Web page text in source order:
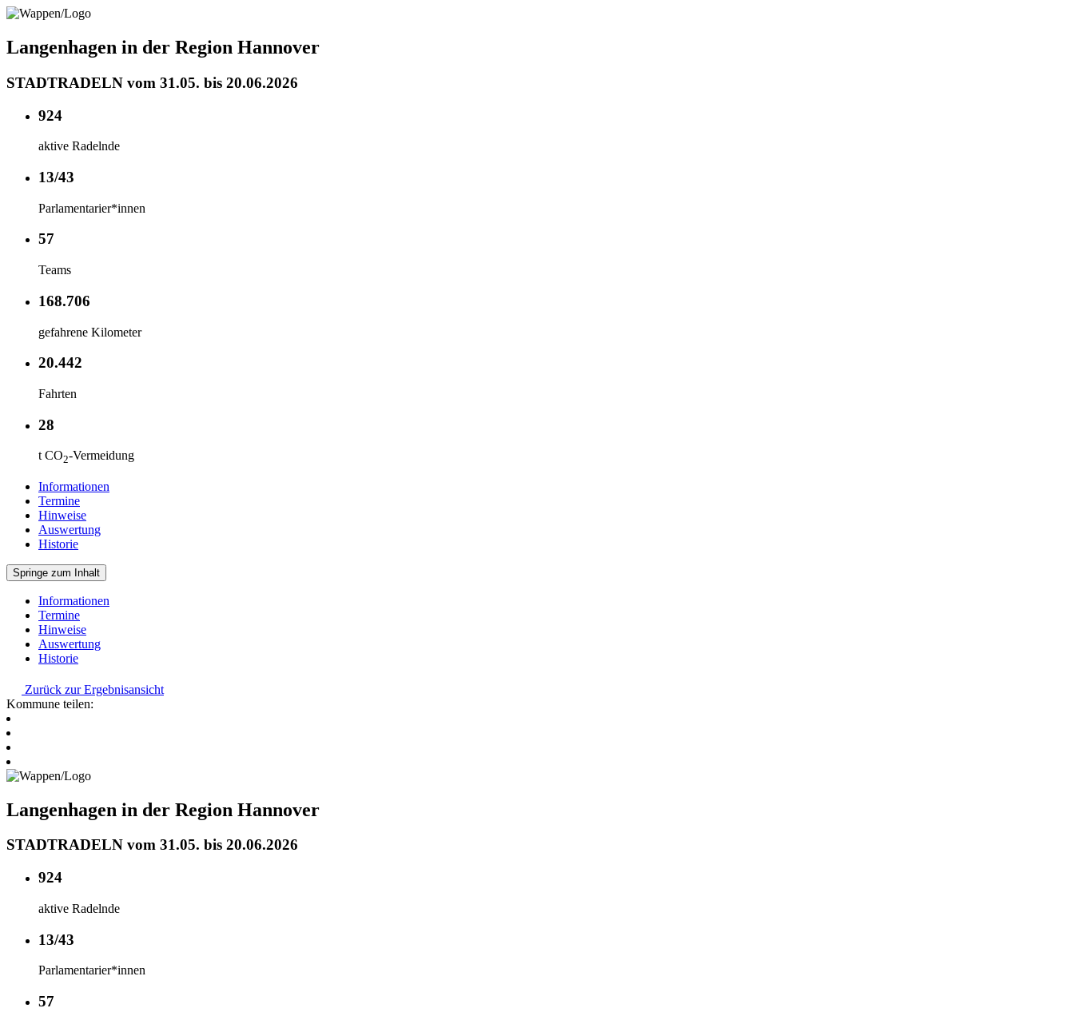
Langenhagen in der Region Hannover
STADTRADELN vom 31.05. bis 20.06.2026
924
aktive Radelnde
13/43
Parlamentarier*innen
57
Teams
168.706
gefahrene Kilometer
20.442
Fahrten
28
t CO2-Vermeidung
Informationen
Termine
Hinweise
Auswertung
Historie
Springe zum Inhalt
Informationen
Termine
Hinweise
Auswertung
Historie
Zurück zur Ergebnisansicht
Kommune teilen:
Langenhagen in der Region Hannover
STADTRADELN vom 31.05. bis 20.06.2026
924
aktive Radelnde
13/43
Parlamentarier*innen
57